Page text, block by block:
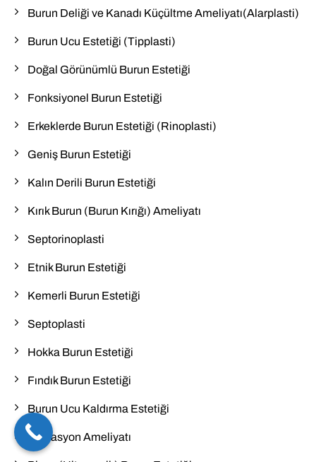
Burun Deliği ve Kanadı Küçültme Ameliyatı(Alarplasti)
Burun Ucu Estetiği (Tipplasti)
Doğal Görünümlü Burun Estetiği
Fonksiyonel Burun Estetiği
Erkeklerde Burun Estetiği (Rinoplasti)
Geniş Burun Estetiği
Kalın Derili Burun Estetiği
Kırık Burun (Burun Kırığı) Ameliyatı
Septorinoplasti
Etnik Burun Estetiği
Kemerli Burun Estetiği
Septoplasti
Hokka Burun Estetiği
Fındık Burun Estetiği
Burun Ucu Kaldırma Estetiği
Deviasyon Ameliyatı